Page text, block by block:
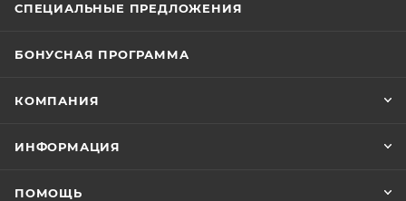
СПЕЦИАЛЬНЫЕ ПРЕДЛОЖЕНИЯ
БОНУСНАЯ ПРОГРАММА
КОМПАНИЯ
ИНФОРМАЦИЯ
ПОМОЩЬ